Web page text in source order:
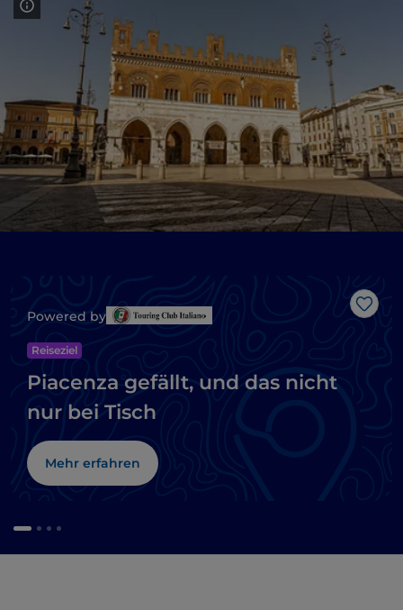
Like
Powered by
Reiseziel
Piacenza gefällt, und das nicht
nur bei Tisch
Mehr erfahren